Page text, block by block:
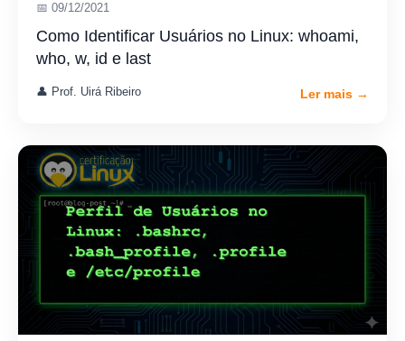
📅 09/12/2021
Como Identificar Usuários no Linux: whoami,
who, w, id e last
👤 Prof. Uirá Ribeiro Ler mais →